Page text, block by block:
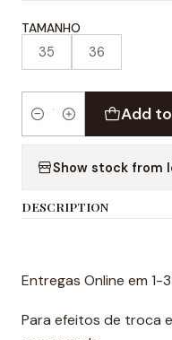
TAMANHO
35 36
Quantity
Add
Show stock from
DESCRIPTION
Entregas Online em 1-
Para efeitos de troca